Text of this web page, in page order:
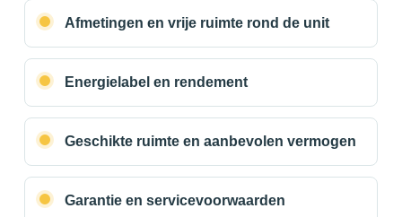
Afmetingen en vrije ruimte rond de unit
Energielabel en rendement
Geschikte ruimte en aanbevolen vermogen
Garantie en servicevoorwaarden